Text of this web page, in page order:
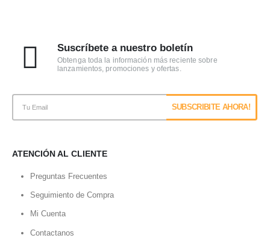
Suscríbete a nuestro boletín
Obtenga toda la información más reciente sobre
lanzamientos, promociones y ofertas.
ATENCIÓN AL CLIENTE
Preguntas Frecuentes
Seguimiento de Compra
Mi Cuenta
Contactanos